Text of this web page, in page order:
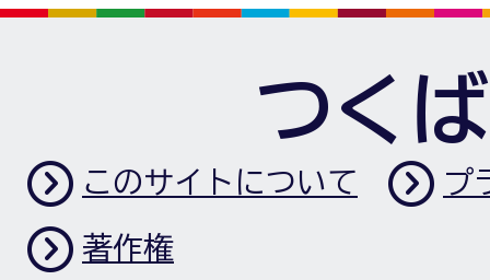
つく
このサイトについて プ
著作権